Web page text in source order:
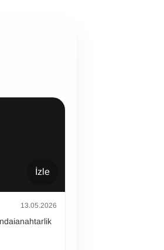
İzle
13.05.2026